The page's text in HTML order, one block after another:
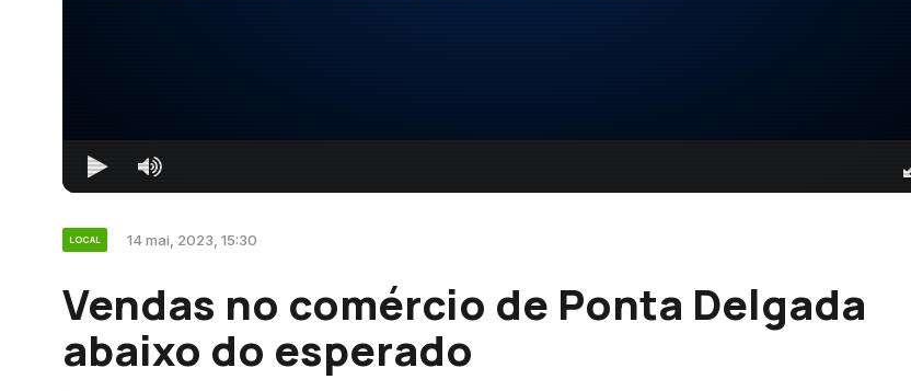
LOCAL 14 mai, 2023, 15:30
Vendas no comércio de Ponta Delgada
abaixo do esperado